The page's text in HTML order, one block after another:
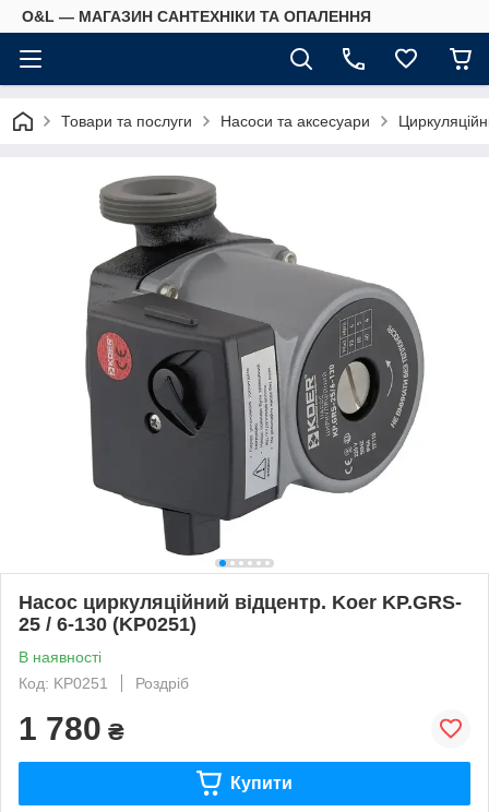
O&L — МАГАЗИН САНТЕХНІКИ ТА ОПАЛЕННЯ
Товари та послуги Насоси та аксесуари
Насос циркуляційний відцентр. Koer KP.GRS-
25 / 6-130 (KP0251)
В наявності
Код: KP0251
Роздріб
1 780 ₴
Купити